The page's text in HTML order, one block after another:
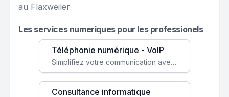
au Flaxweiler
Les services numeriques pour les professionels
Téléphonie numérique - VoIP
Simplifiez votre communication avec une solution VoIP flexible, économique et adaptée à vos besoins professionnels.
Consultance informatique